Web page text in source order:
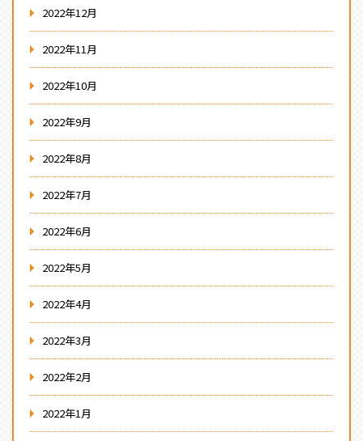
2022年12月
2022年11月
2022年10月
2022年9月
2022年8月
2022年7月
2022年6月
2022年5月
2022年4月
2022年3月
2022年2月
2022年1月